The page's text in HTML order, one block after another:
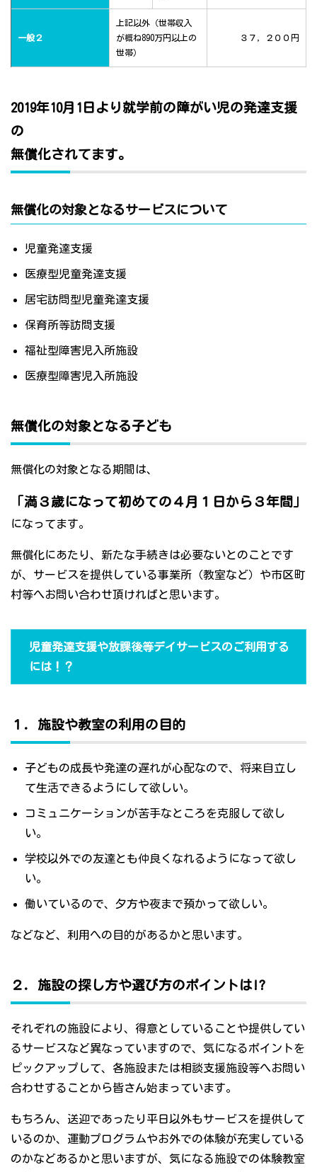
一般２
上記以外（世帯収入
が概ね890万円以上の
世帯）
３７，２００円
2019年10月1日より就学前の障がい児の発達支援
の
無償化されてます。
無償化の対象となるサービスについて
児童発達支援
医療型児童発達支援
居宅訪問型児童発達支援
保育所等訪問支援
福祉型障害児入所施設
医療型障害児入所施設
無償化の対象となる子ども
無償化の対象となる期間は、
「満３歳になって初めての４月１日から３年間」
になってます。
無償化にあたり、新たな手続きは必要ないとのことです
が、サービスを提供している事業所（教室など）や市区町
村等へお問い合わせ頂ければと思います。
児童発達支援や放課後等デイサービスのご利用する
には！？
１．施設や教室の利用の目的
子どもの成長や発達の遅れが心配なので、将来自立し
て生活できるようにして欲しい。
コミュニケーションが苦手なところを克服して欲し
い。
学校以外での友達とも仲良くなれるようになって欲し
い。
働いているので、夕方や夜まで預かって欲しい。
などなど、利用への目的があるかと思います。
２．施設の探し方や選び方のポイントは!?
それぞれの施設により、得意としていることや提供してい
るサービスなど異なっていますので、気になるポイントを
ピックアップして、各施設または相談支援施設等へお問い
合わせすることから皆さん始まっています。
もちろん、送迎であったり平日以外もサービスを提供して
いるのか、運動プログラムやお外での体験が充実している
のかなどあるかと思いますが、気になる施設での体験教室